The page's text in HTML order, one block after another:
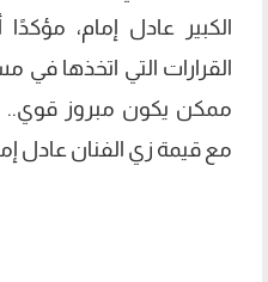
الكبير عادل إمام،
القرارات التي اتخذها في
ممكن يكون مبروز
مع قيمة زي الفنان عادل